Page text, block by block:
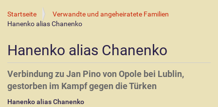
Startseite
Verwandte und angeheiratete Familien
Hanenko alias Chanenko
Hanenko alias Chanenko
Verbindung zu Jan Pino von Opole bei Lublin,
gestorben im Kampf gegen die Türken
Hanenko alias Chanenko